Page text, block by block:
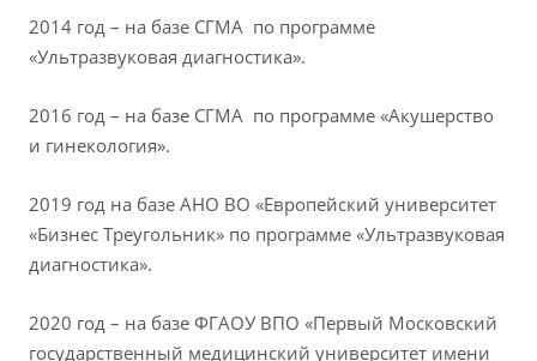
2014 год – на базе СГМА по программе
«Ультразвуковая диагностика».
2016 год – на базе СГМА по программе «Акушерство
и гинекология».
2019 год на базе АНО ВО «Европейский университет
«Бизнес Треугольник» по программе «Ультразвуковая
диагностика».
2020 год – на базе ФГАОУ ВПО «Первый Московский
государственный медицинский университет имени